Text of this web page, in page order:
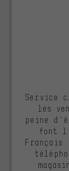
Service
les
peine
font
Français.